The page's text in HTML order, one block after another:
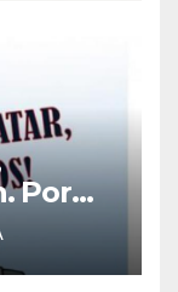
Por